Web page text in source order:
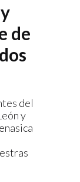
de
del
y